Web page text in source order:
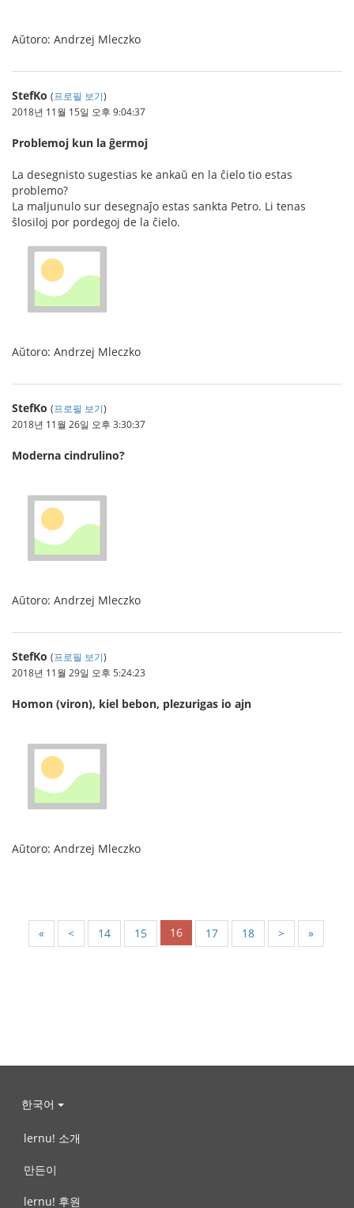
Aŭtoro: Andrzej Mleczko
StefKo (프로필 보기)
2018년 11월 15일 오후 9:04:37
Problemoj kun la ĝermoj
La desegnisto sugestias ke ankaŭ en la ĉielo tio estas
problemo?
La maljunulo sur desegnaĵo estas sankta Petro. Li tenas
ŝlosiloj por pordegoj de la ĉielo.
Aŭtoro: Andrzej Mleczko
StefKo (프로필 보기)
2018년 11월 26일 오후 3:30:37
Moderna cindrulino?
Aŭtoro: Andrzej Mleczko
StefKo (프로필 보기)
2018년 11월 29일 오후 5:24:23
Homon (viron), kiel bebon, plezurigas io ajn
Aŭtoro: Andrzej Mleczko
« < 14 15 16 17 18 > »
한국어
lernu! 소개
만든이
lernu! 후원